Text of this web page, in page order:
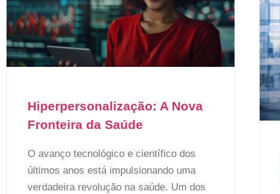
Hiperpersonalização: A Nova
Fronteira da Saúde
O avanço tecnológico e científico dos
últimos anos está impulsionando uma
verdadeira revolução na saúde. Um dos